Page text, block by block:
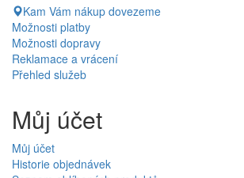
Kam Vám nákup dovezeme
Možnosti platby
Možnosti dopravy
Reklamace a vrácení
Přehled služeb
Můj účet
Můj účet
Historie objednávek